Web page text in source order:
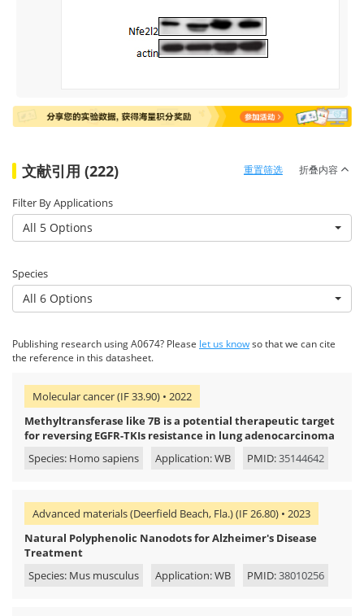
文献引用 (222) 重置筛选 折叠内容
Filter By Applications
All 5 Options
Species
All 6 Options
Publishing research using A0674? Please let us knowso that we can cite
the reference in this datasheet.
Molecular cancer (IF 33.90) • 2022
Methyltransferase like 7B is a potential therapeutic target
for reversing EGFR-TKIs resistance in lung adenocarcinoma
Species: Homo sapiens
Application: WB PMID:35144642
Advanced materials (Deerfield Beach, Fla.) (IF 26.80) • 2023
Natural Polyphenolic Nanodots for Alzheimer's Disease
Treatment
Species: Mus musculus
Application: WB PMID:38010256